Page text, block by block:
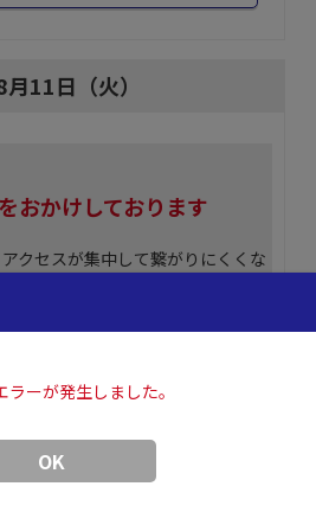
11日（火）
おかけしております
クセスが集中して繋がりにくくな
、しばらくして再検索していただ
お願い申し上げます。
ラーが発生しました。
OK